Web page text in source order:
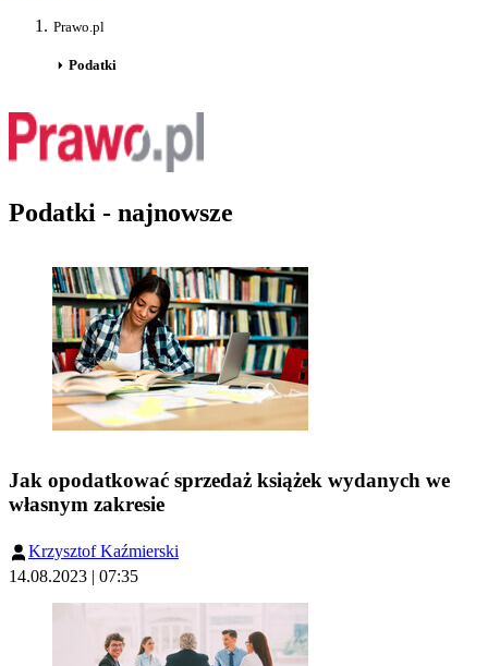
Prawo.pl
Podatki
Podatki - najnowsze
Jak opodatkować sprzedaż książek wydanych we
własnym zakresie
Krzysztof Kaźmierski
14.08.2023 | 07:35